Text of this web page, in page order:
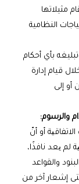
مثيلاتها
النظامية
بأي أحكام
قيام إدارة
أو إلى
والرسوم:
أو أنّ
لم یعد نافذًا،
والقواعد
إشعار آخر من